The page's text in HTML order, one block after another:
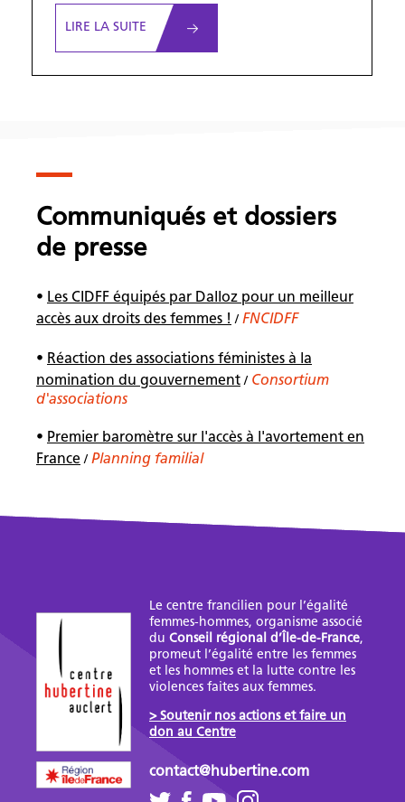
LIRE LA SUITE
Communiqués et dossiers
de presse
• Les CIDFF équipés par Dalloz pour un meilleur
accès aux droits des femmes ! / FNCIDFF
• Réaction des associations féministes à la
nomination du gouvernement / Consortium
d'associations
• Premier baromètre sur l'accès à l'avortement en
France / Planning familial
Le centre francilien pour l’égalité
femmes-hommes, organisme associé
du Conseil régional d’Île-de-France,
promeut l’égalité entre les femmes
et les hommes et la lutte contre les
violences faites aux femmes.
> Soutenir nos actions et faire un
don au Centre
contact@hubertine.com